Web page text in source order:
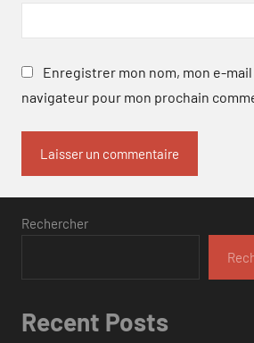
Enregistrer mon nom, mon e-
navigateur pour mon prochain
Rechercher
Recent Posts